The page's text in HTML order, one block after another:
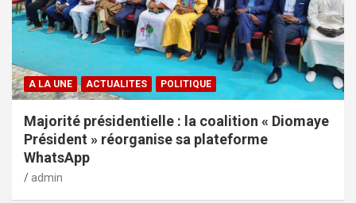
A LA UNE ACTUALITES POLITIQUE
Majorité présidentielle : la coalition « Diomaye
Président » réorganise sa plateforme
WhatsApp
admin